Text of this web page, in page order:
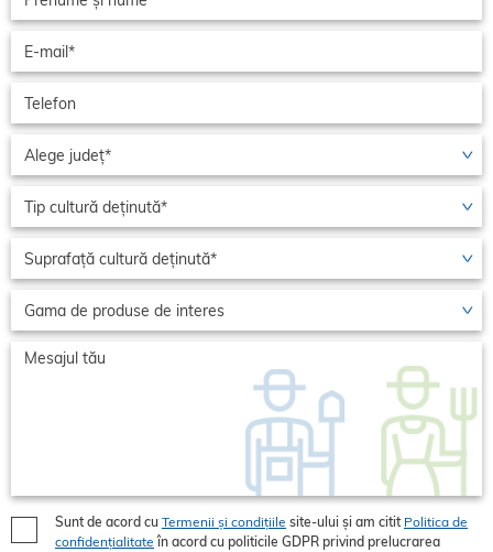
Sunt de acord cu Termenii și condițiile site-ului și am citit Politica de
confidențialitate în acord cu politicile GDPR privind prelucrarea